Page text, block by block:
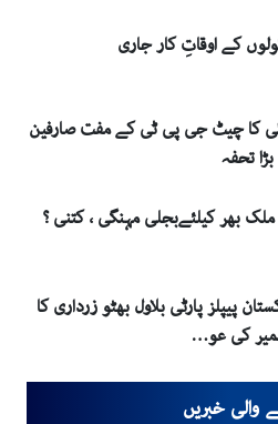
کے اوقاتِ کار جاری
کا چیٹ جی پی ٹی کے مفت صارفین
تحفہ
بھر کیلئےبجلی مہنگی ، کتنی ؟
پیپلز پارٹی بلاول بھٹو زرداری کا
کی عو…
خبریں